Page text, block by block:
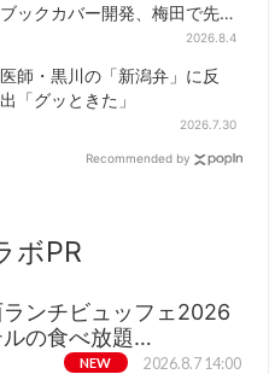
ックカバー開発、梅田で先
2026.8.4
師・黒川の「新潟弁」に反
「グッときた」
2026.7.30
Recommended by
ボPR
ンチビュッフェ2026
の食べ放題…
NEW 2026.8.7 14:00